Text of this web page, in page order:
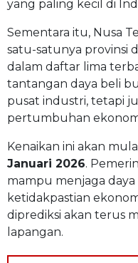
yang paling kecil di
Sementara itu, Nusa
satu-satunya provinsi
dalam daftar lima
tantangan daya beli
pusat industri, tetapi
pertumbuhan
Kenaikan ini akan
Januari 2026.
mampu menjaga
ketidakpastian
diprediksi akan terus
lapangan.